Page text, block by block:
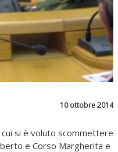
10 ottobre 2014
si è voluto scommettere
e Corso Margherita e